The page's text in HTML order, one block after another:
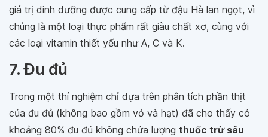
giá trị dinh dưỡng được cung cấp từ đậu Hà lan ngọt, vì
chúng là một loại thực phẩm rất giàu chất xơ, cùng với
các loại vitamin thiết yếu như A, C và K.
7. Đu đủ
Trong một thí nghiệm chỉ dựa trên phân tích phần thịt
của đu đủ (không bao gồm vỏ và hạt) đã cho thấy có
khoảng 80% đu đủ không chứa lượng thuốc trừ sâu